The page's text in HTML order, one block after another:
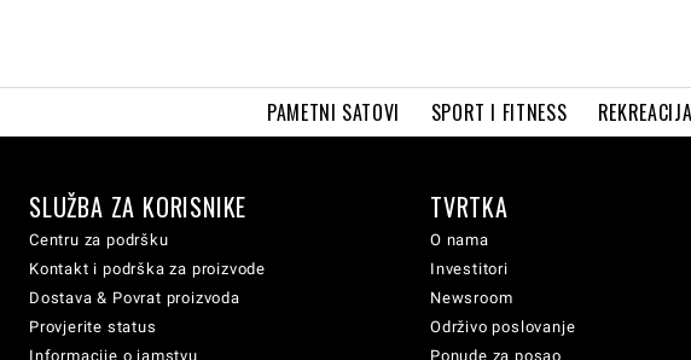
PAMETNI SATOVI SPORT I FITNESS
SLUŽBA ZA KORISNIKE
Centru za podršku
Kontakt i podrška za proizvode
Dostava & Povrat proizvoda
Provjerite status
Informacije o jamstvu
TVRTKA
O nama
Investitori
Newsroom
Održivo poslovanje
Ponude za posao